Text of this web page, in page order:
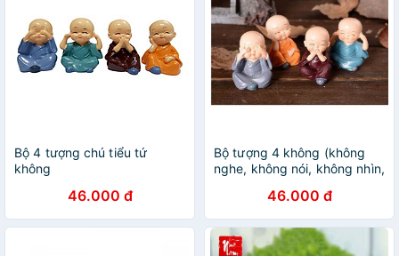
Bộ 4 tượng chú tiểu tứ
không
46.000 đ
Bộ tượng 4 không (không
nghe, không nói, không nhìn,
46.000 đ